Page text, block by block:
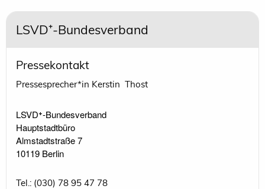
LSVD⁺-Bundesverband
Pressekontakt
Pressesprecher*in Kerstin Thost
LSVD⁺-Bundesverband
Hauptstadtbüro
Almstadtstraße 7
10119 Berlin
Tel.: (030) 78 95 47 78